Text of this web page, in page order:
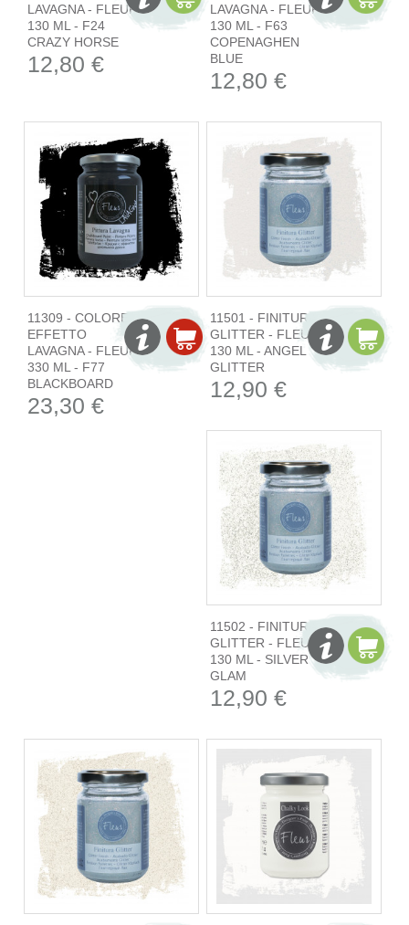
LAVAGNA - FLEUR
130 ML - F24
CRAZY HORSE
12,80 €
LAVAGNA - FLEUR
130 ML - F63
COPENAGHEN
BLUE
12,80 €
11309 - COLORE
EFFETTO
LAVAGNA - FLEUR
330 ML - F77
BLACKBOARD
23,30 €
11501 - FINITURA
GLITTER - FLEUR
130 ML - ANGEL
GLITTER
12,90 €
11502 - FINITURA
GLITTER - FLEUR
130 ML - SILVER
GLAM
12,90 €